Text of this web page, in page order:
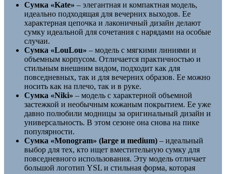
Сумка «Kate» – элегантная и компактная модель,
идеально подходящая для вечерних выходов. Ее
характерная цепочка и лаконичный дизайн делают
сумку идеальной для сочетания с нарядами на особые
случаи.
Сумка «LouLou» – модель с мягкими линиями и
объемным корпусом. Отличается практичностью и
стильным внешним видом, подходит как для
повседневных, так и для вечерних образов. Ее можно
носить как на плечо, так и в руке.
Сумка «Niki» – модель с характерной объемной
застежкой и необычным кожаным покрытием. Ее уже
давно полюбили модницы за оригинальный дизайн и
универсальность. В этом сезоне она снова на пике
популярности.
Сумка «Monogram» (large и medium) – идеальный
выбор для тех, кто ищет вместительную сумку для
повседневного использования. Эту модель отличает
большой логотип YSL и стильная форма, которая